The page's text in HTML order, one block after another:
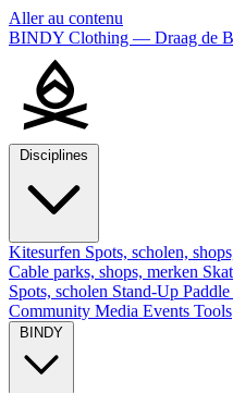
Aller au contenu
BINDY Clothing — Draag de
Kitesurfen Spots, scholen,
Cable parks, shops, merken
Spots, scholen Stand-Up Paddle
Community Media Events Tools